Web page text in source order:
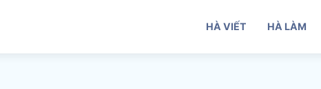
HÀ VIẾT HÀ LÀM